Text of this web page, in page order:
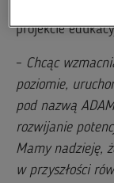
w ostatnich
projekcie
– Chcąc
poziomie,
pod nazwą
rozwijanie
Mamy nadzieję,
w przyszłości